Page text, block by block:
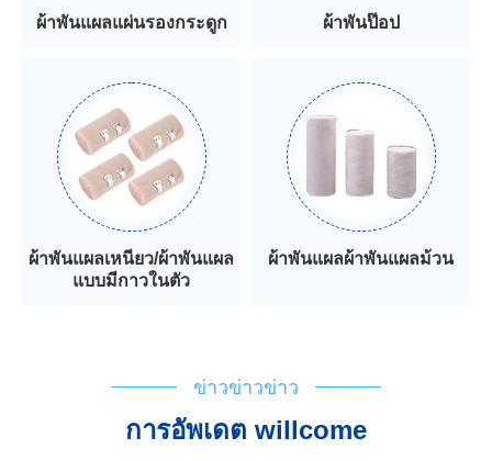
ผ้าพันแผลแผ่นรองกระดูก ผ้าพันป๊อป
ผ้าพันแผลเหนียว/ผ้าพันแผล
แบบมีกาวในตัว
ผ้าพันแผลผ้าพันแผลม้วน
ข่าวข่าวข่าว
การอัพเดต willcome